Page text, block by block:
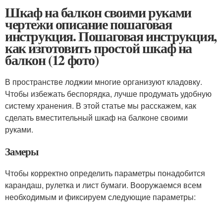
Шкаф на балкон своими руками
чертежи описание пошаговая
инструкция. Пошаговая инструкция,
как изготовить простой шкаф на
балкон (12 фото)
В пространстве лоджии многие организуют кладовку.
Чтобы избежать беспорядка, лучше продумать удобную
систему хранения. В этой статье мы расскажем, как
сделать вместительный шкаф на балконе своими
руками.
Замеры
Чтобы корректно определить параметры понадобится
карандаш, рулетка и лист бумаги. Вооружаемся всем
необходимым и фиксируем следующие параметры: